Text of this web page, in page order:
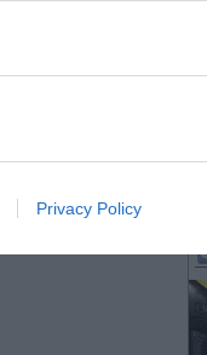
Privacy Policy